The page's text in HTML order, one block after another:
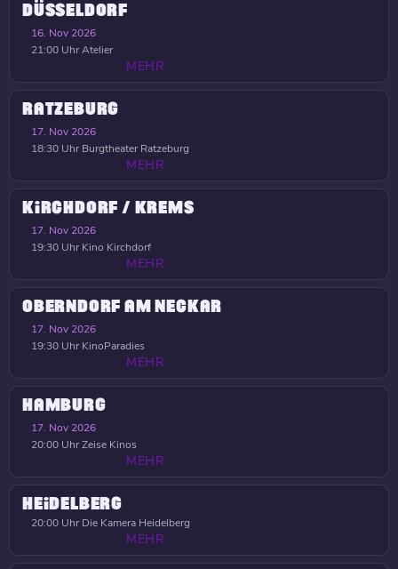
DÜSSELDORF
16. Nov 2026
21:00 UhrAtelier
MEHR
RATZEBURG
17. Nov 2026
18:30 Uhr Burgtheater Ratzeburg
MEHR
KIRCHDORF / KREMS
17. Nov 2026
19:30 Uhr Kino Kirchdorf
MEHR
OBERNDORF AM NECKAR
17. Nov 2026
19:30 Uhr KinoParadies
MEHR
HAMBURG
17. Nov 2026
20:00 UhrZeise Kinos
MEHR
HEIDELBERG
20:00 Uhr Die Kamera Heidelberg
MEHR